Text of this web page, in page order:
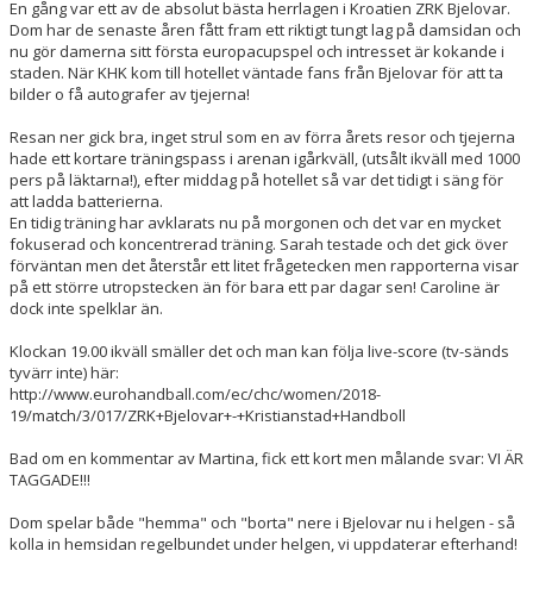
PARTNERSKAP
FÖRENINGEN
OM OSS
KONTAKT
En gång var ett av de absolut bästa herrlagen i Kroatien ZRK Bjelovar.
Dom har de senaste åren fått fram ett riktigt tungt lag på damsidan och
nu gör damerna sitt första europacupspel och intresset är kokande i
staden. När KHK kom till hotellet väntade fans från Bjelovar för att ta
bilder o få autografer av tjejerna!
Resan ner gick bra, inget strul som en av förra årets resor och tjejerna
hade ett kortare träningspass i arenan igårkväll, (utsålt ikväll med 1000
pers på läktarna!), efter middag på hotellet så var det tidigt i säng för
att ladda batterierna.
En tidig träning har avklarats nu på morgonen och det var en mycket
fokuserad och koncentrerad träning. Sarah testade och det gick över
förväntan men det återstår ett litet frågetecken men rapporterna visar
på ett större utropstecken än för bara ett par dagar sen! Caroline är
dock inte spelklar än.
Klockan 19.00 ikväll smäller det och man kan följa live-score (tv-sänds
tyvärr inte) här:
http://www.eurohandball.com/ec/chc/women/2018-
19/match/3/017/ZRK+Bjelovar+-+Kristianstad+Handboll
Bad om en kommentar av Martina, fick ett kort men målande svar: VI ÄR
TAGGADE!!!
Dom spelar både "hemma" och "borta" nere i Bjelovar nu i helgen - så
kolla in hemsidan regelbundet under helgen, vi uppdaterar efterhand!